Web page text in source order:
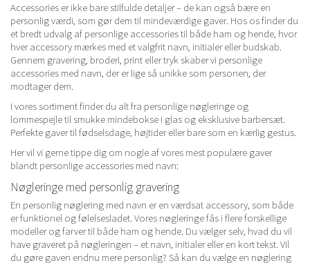
Accessories er ikke bare stilfulde detaljer – de kan også bære en
personlig værdi, som gør dem til mindeværdige gaver. Hos os finder du
et bredt udvalg af personlige accessories til både ham og hende, hvor
hver accessory mærkes med et valgfrit navn, initialer eller budskab.
Gennem gravering, broderi, print eller tryk skaber vi personlige
accessories med navn, der er lige så unikke som personen, der
modtager dem.
I vores sortiment finder du alt fra personlige nøgleringe og
lommespejle til smukke mindebokse i glas og eksklusive barbersæt.
Perfekte gaver til fødselsdage, højtider eller bare som en kærlig gestus.
Her vil vi gerne tippe dig om nogle af vores mest populære gaver
blandt personlige accessories med navn:
Nøgleringe med personlig gravering
En personlig nøglering med navn er en værdsat accessory, som både
er funktionel og følelsesladet. Vores nøgleringe fås i flere forskellige
modeller og farver til både ham og hende. Du vælger selv, hvad du vil
have graveret på nøgleringen – et navn, initialer eller en kort tekst. Vil
du gøre gaven endnu mere personlig? Så kan du vælge en nøglering